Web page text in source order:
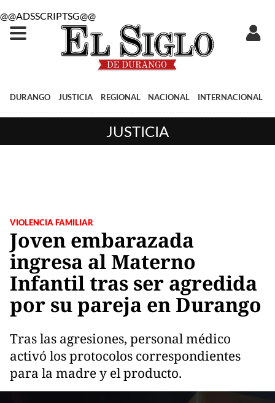
@@ADSSCRIPTSG@@
DURANGO JUSTICIA REGIONAL NACIONAL INTERNACIONAL
JUSTICIA
VIOLENCIA FAMILIAR
Joven embarazada
ingresa al Materno
Infantil tras ser agredida
por su pareja en Durango
Tras las agresiones, personal médico
activó los protocolos correspondientes
para la madre y el producto.